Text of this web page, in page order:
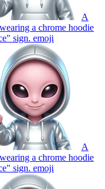
A
a chrome hoodie
sign. emoji
A
a chrome hoodie
sign. emoji